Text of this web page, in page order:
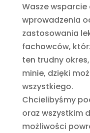
Wasze wsparcie
wprowadzenia
zastosowania
fachowców,
ten trudny
minie, dzięki
wszystkiego.
Chcielibyśmy
oraz wszystkim
możliwości